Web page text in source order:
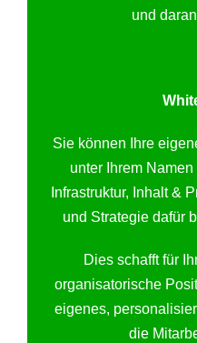
und
Sie können Ihre
unter Ihrem
Infrastruktur, Inhalt &
und Strategie dafür
Dies schafft für
organisatorische
eigenes,
die